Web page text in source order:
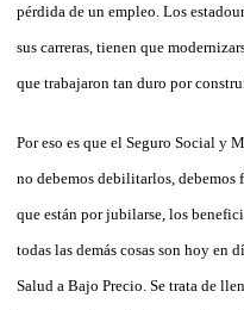
pérdida de un empleo. Los
sus carreras, tienen que
que trabajaron tan duro por
Por eso es que el Seguro Social y
no debemos debilitarlos, debemos
que están por jubilarse, los
todas las demás cosas son hoy en
Salud a Bajo Precio. Se trata de